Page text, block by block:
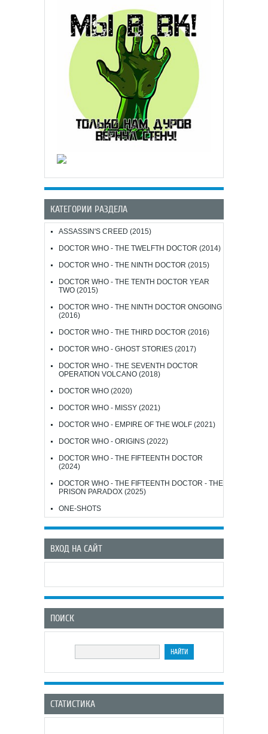
КАТЕГОРИИ РАЗДЕЛА
ASSASSIN'S CREED (2015)
DOCTOR WHO - THE TWELFTH DOCTOR (2014)
DOCTOR WHO - THE NINTH DOCTOR (2015)
DOCTOR WHO - THE TENTH DOCTOR YEAR
TWO (2015)
DOCTOR WHO - THE NINTH DOCTOR ONGOING
(2016)
DOCTOR WHO - THE THIRD DOCTOR (2016)
DOCTOR WHO - GHOST STORIES (2017)
DOCTOR WHO - THE SEVENTH DOCTOR
OPERATION VOLCANO (2018)
DOCTOR WHO (2020)
DOCTOR WHO - MISSY (2021)
DOCTOR WHO - EMPIRE OF THE WOLF (2021)
DOCTOR WHO - ORIGINS (2022)
DOCTOR WHO - THE FIFTEENTH DOCTOR
(2024)
DOCTOR WHO - THE FIFTEENTH DOCTOR - THE
PRISON PARADOX (2025)
ONE-SHOTS
ВХОД НА САЙТ
ПОИСК
СТАТИСТИКА